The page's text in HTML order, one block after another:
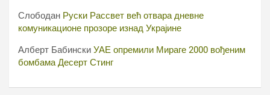
Слободан Руски Рассвет већ отвара дневне
комуникационе прозоре изнад Украјине
Алберт Бабински УАЕ опремили Мираге 2000 вођеним
бомбама Десерт Стинг